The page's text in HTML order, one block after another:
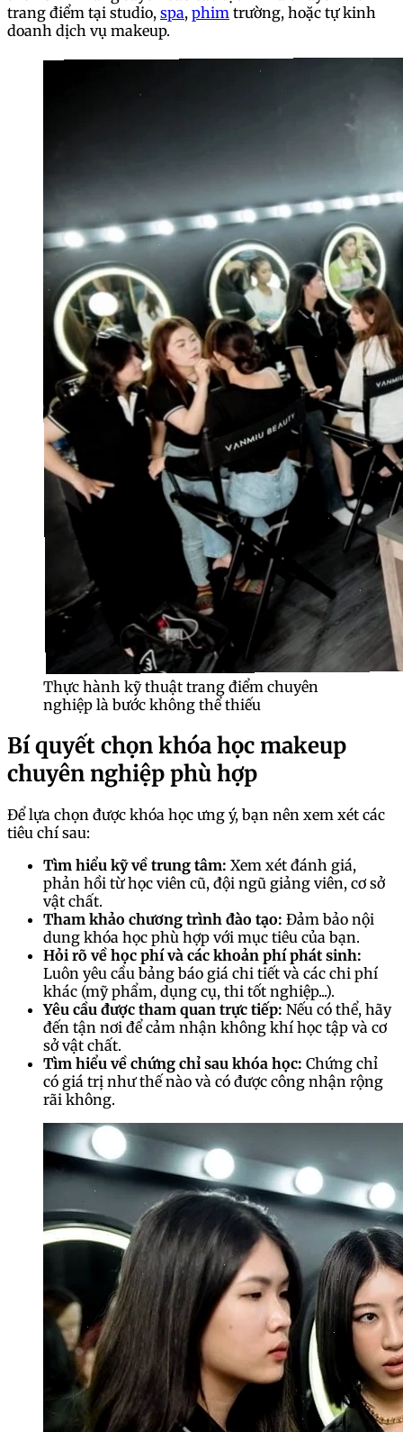
trang điểm tại studio, spa, phim trường, hoặc tự kinh
doanh dịch vụ makeup.
Thực hành kỹ thuật trang điểm chuyên
nghiệp là bước không thể thiếu
Bí quyết chọn khóa học makeup
chuyên nghiệp phù hợp
Để lựa chọn được khóa học ưng ý, bạn nên xem xét các
tiêu chí sau:
Tìm hiểu kỹ về trung tâm: Xem xét đánh giá,
phản hồi từ học viên cũ, đội ngũ giảng viên, cơ sở
vật chất.
Tham khảo chương trình đào tạo: Đảm bảo nội
dung khóa học phù hợp với mục tiêu của bạn.
Hỏi rõ về học phí và các khoản phí phát sinh:
Luôn yêu cầu bảng báo giá chi tiết và các chi phí
khác (mỹ phẩm, dụng cụ, thi tốt nghiệp...).
Yêu cầu được tham quan trực tiếp: Nếu có thể, hãy
đến tận nơi để cảm nhận không khí học tập và cơ
sở vật chất.
Tìm hiểu về chứng chỉ sau khóa học: Chứng chỉ
có giá trị như thế nào và có được công nhận rộng
rãi không.